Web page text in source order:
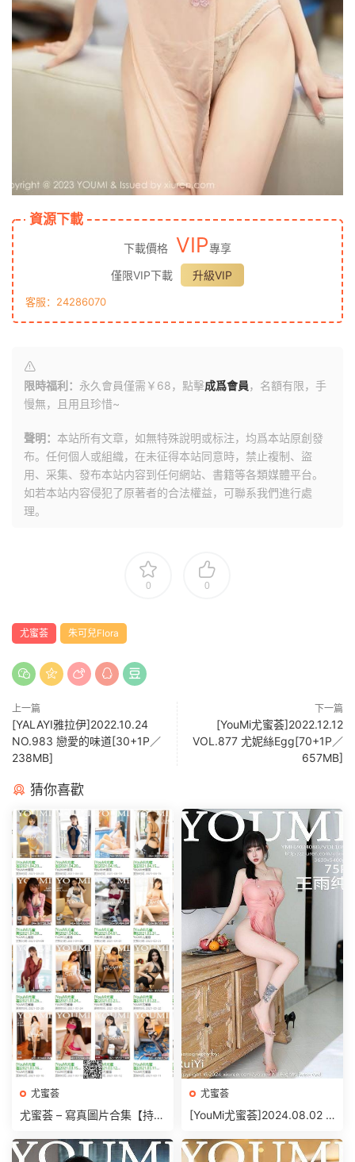
資源下載
下載價格 VIP專享
僅限VIP下載
升級VIP
客服：24286070
限時福利： 永久會員僅需￥68，點擊成爲會員，名額有限，手
慢無，且用且珍惜~
聲明： 本站所有文章，如無特殊說明或标注，均爲本站原創發
布。任何個人或組織，在未征得本站同意時，禁止複制、盜
用、采集、發布本站内容到任何網站、書籍等各類媒體平台。
如若本站内容侵犯了原著者的合法權益，可聯系我們進行處
理。
0 0
尤蜜荟 朱可兒Flora
上一篇
[YALAYI雅拉伊]2022.10.24
NO.983 戀愛的味道[30+1P／
238MB]
下一篇
[YouMi尤蜜荟]2022.12.12
VOL.877 尤妮絲Egg[70+1P／
657MB]
猜你喜歡
尤蜜荟
尤蜜荟 – 寫真圖片合集【持續
尤蜜荟
[YouMi尤蜜荟]2024.08.02 V
MB]